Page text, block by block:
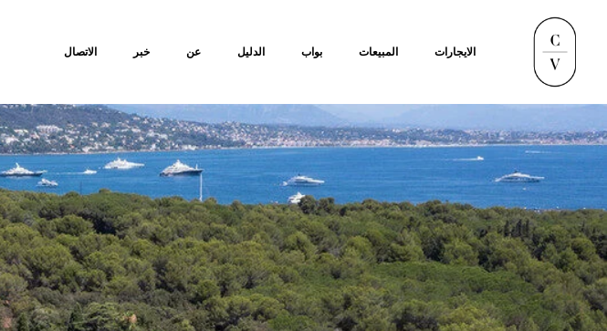
الايجارات المبيعات بواب الدليل عن خبر الاتصال